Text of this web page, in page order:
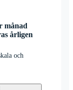
månad
årligen
och